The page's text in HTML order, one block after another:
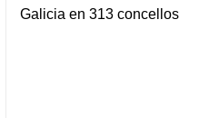
Galicia en 313 concellos